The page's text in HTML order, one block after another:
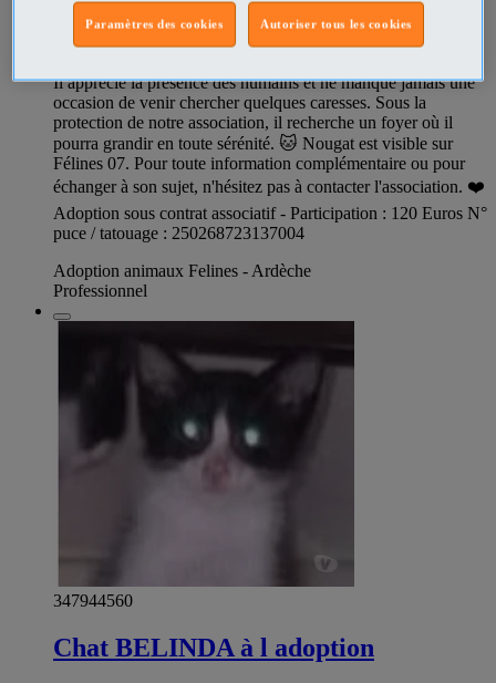
Espèce: chat non lof 🤎NOUGATS Chaton Mâle Très câlin,
Il apprécie la présence des humains et ne manque jamais une
occasion de venir chercher quelques caresses. Sous la
protection de notre association, il recherche un foyer où il
pourra grandir en toute sérénité. 🐱 Nougat est visible sur
Félines 07. Pour toute information complémentaire ou pour
échanger à son sujet, n'hésitez pas à contacter l'association. ❤️
Adoption sous contrat associatif - Participation : 120 Euros N°
puce / tatouage : 250268723137004
Adoption animaux Felines - Ardèche
Professionnel
347944560
Chat BELINDA à l adoption
Autoriser tous les cookies
Paramètres des cookies